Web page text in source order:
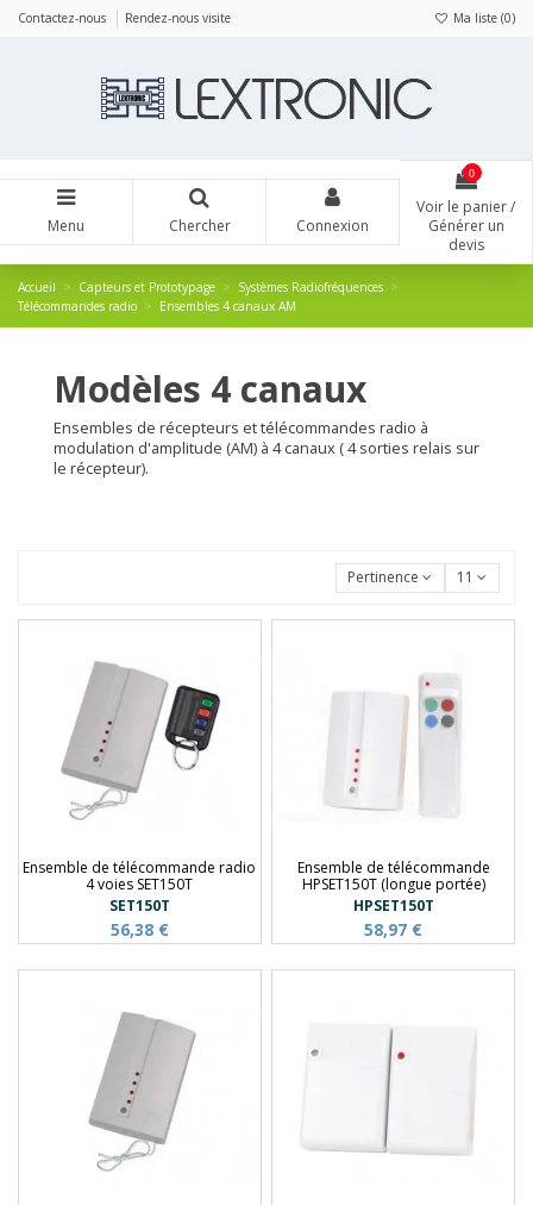
Contactez-nous Rendez-nous visite Ma liste (0)
Menu Chercher Connexion
0
Voir le panier /
Générer un
devis
Accueil Capteurs et Prototypage
Systèmes Radiofréquences
Télécommandes radio
Ensembles 4 canaux AM
Modèles 4 canaux
Ensembles de récepteurs et télécommandes radio à
modulation d'amplitude (AM) à 4 canaux ( 4 sorties relais sur
le récepteur).
Pertinence 11
Ensemble de télécommande radio
4 voies SET150T
SET150T
56,38 €
Ensemble de télécommande
HPSET150T (longue portée)
HPSET150T
58,97 €
Panneau de gestion des cookies